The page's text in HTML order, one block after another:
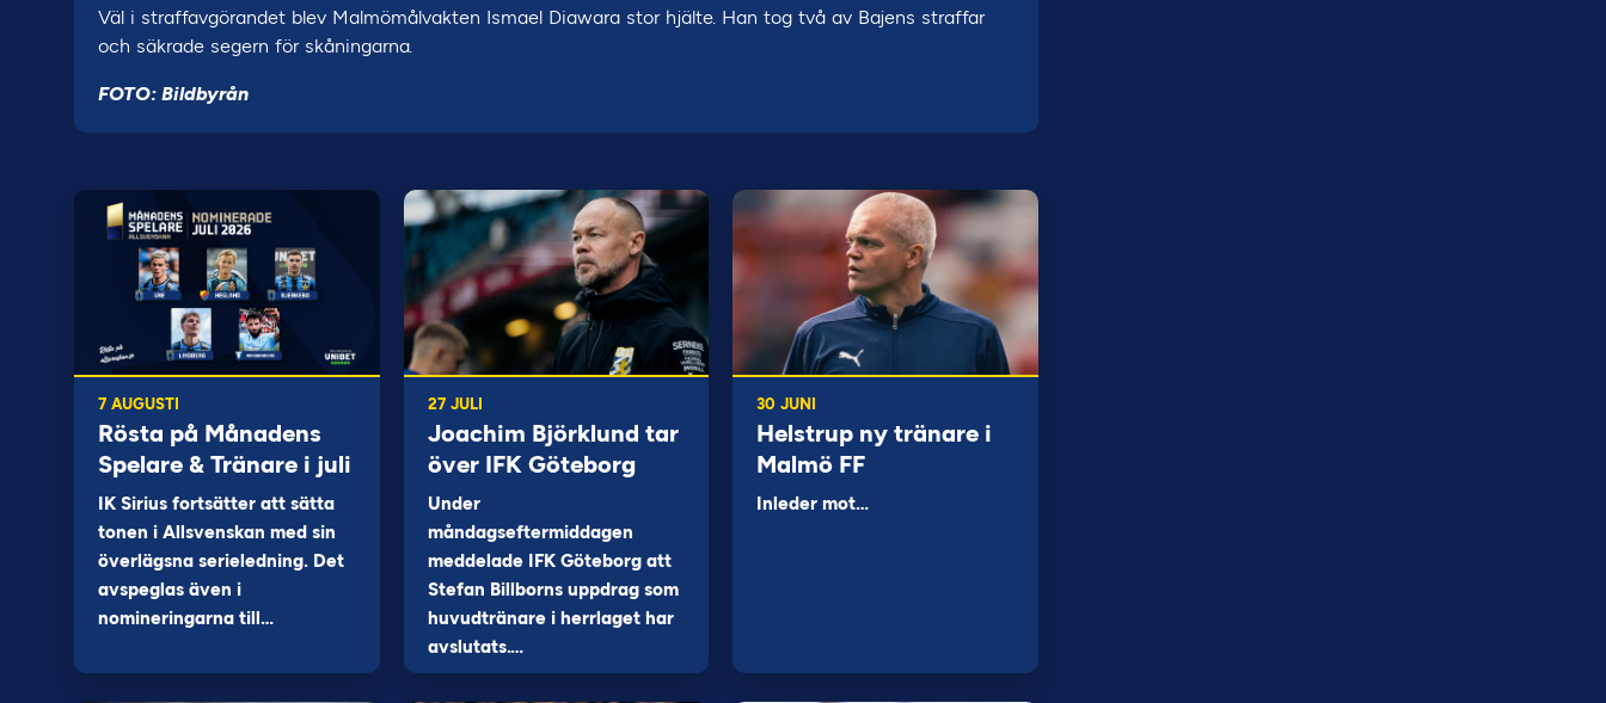
Väl i straffavgörandet blev Malmömålvakten Ismael Diawara stor hjälte. Han tog två av Bajens straffar
och säkrade segern för skåningarna.
FOTO: Bildbyrån
7 AUGUSTI
Rösta på Månadens
Spelare & Tränare i juli
IK Sirius fortsätter att sätta
tonen i Allsvenskan med sin
överlägsna serieledning. Det
avspeglas även i
nomineringarna till…
27 JULI
Joachim Björklund tar
över IFK Göteborg
Under
måndagseftermiddagen
meddelade IFK Göteborg att
Stefan Billborns uppdrag som
huvudtränare i herrlaget har
avslutats.…
30 JUNI
Helstrup ny tränare i
Malmö FF
Inleder mot…